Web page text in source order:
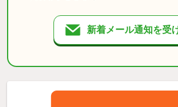
新着メール通知を受